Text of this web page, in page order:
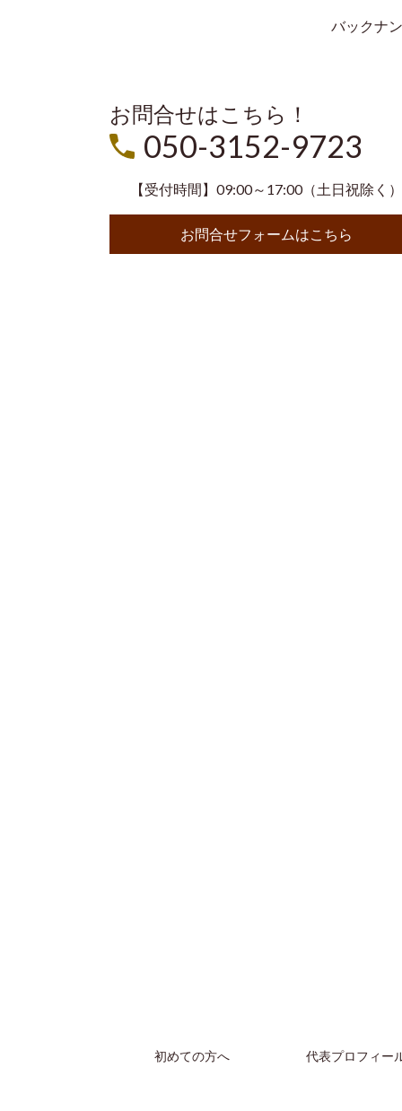
バックナ
お問合せはこちら！
050-3152-9723
【受付時間】09:00～17:00（土日祝除く）
お問合せフォームはこちら
初めての方へ 代表プロフィー